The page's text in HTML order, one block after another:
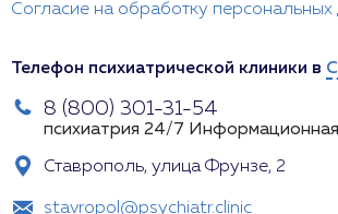
Согласие на обработку персональных
Телефон психиатрической клиники в
8 (800) 301-31-54
психиатрия 24/7
Ставрополь, улица Фрунзе, 2
stavropol@psychiatr.clinic